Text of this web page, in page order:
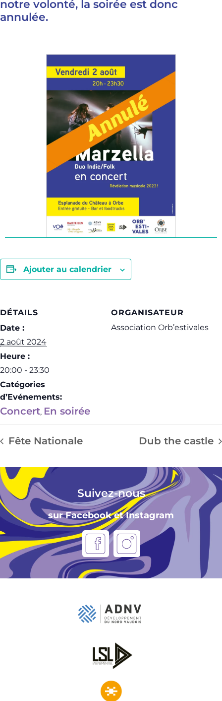
notre volonté, la soirée est donc
annulée.
Ajouter au calendrier
DÉTAILS
Date :
2 août 2024
Heure :
20:00 - 23:30
Catégories
d’Evénements:
Concert, En soirée
ORGANISATEUR
Association Orb’estivales
Fête Nationale Dub the castle
Suivez-nous
sur Facebook et Instagram